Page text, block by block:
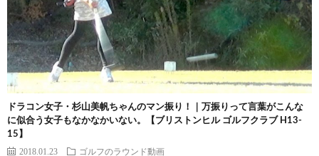
ドラコン女子・杉山美帆ちゃんのマン振り！｜万振りって言葉がこんな
に似合う女子もなかなかいない。【ブリストンヒル ゴルフクラブ H13-
15】
2018.01.23 ゴルフのラウンド動画